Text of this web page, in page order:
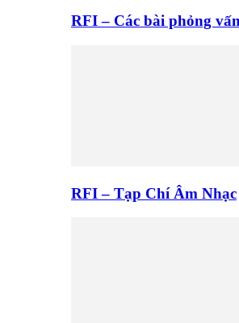
RFI – Các bài phỏng
RFI – Tạp Chí Âm Nhạc